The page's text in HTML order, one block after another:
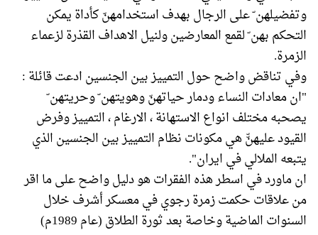
وتفضيلهن ّ على الرجال بهدف استخدامهنّ كأداة يمكن
التحكم بهن ّ لقمع المعارضين ولنيل الاهداف القذرة لزعماء
الزمرة.
وفي تناقض واضح حول التمييز بين الجنسين ادعت قائلة :
"ان معادات النساء ودمار حياتهنّ وهويتهن ّ وحريتهن ّ
يصحبه مختلف انواع الاستهانة ، الارغام ، التمييز وفرض
القيود عليهنّّ هي مكونات نظام التمييز بين الجنسين الذي
يتبعه الملالي في ايران".
ان ماورد في اسطر هذه الفقرات هو دليل واضح على ما اقر
من علاقات حكمت زمرة رجوي في معسكر أشرف خلال
السنوات الماضية وخاصة بعد ثورة الطلاق (عام 1989م)